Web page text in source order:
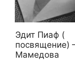
Эдит Пиаф (
посвящение)
Мамедова